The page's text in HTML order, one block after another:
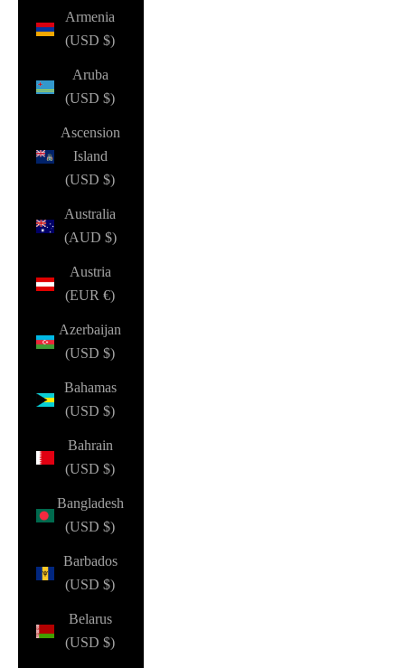
Armenia
(USD $)
Aruba
(USD $)
Ascension
Island
(USD $)
Australia
(AUD $)
Austria
(EUR €)
Azerbaijan
(USD $)
Bahamas
(USD $)
Bahrain
(USD $)
Bangladesh
(USD $)
Barbados
(USD $)
Belarus
(USD $)